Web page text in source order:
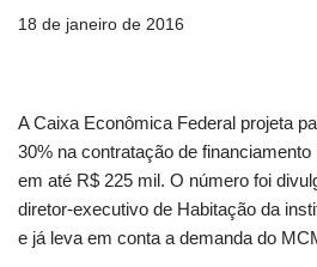
18 de janeiro de 2016
A Caixa Econômica Federal projeta
30% na contratação de
em até R$ 225 mil. O número foi
diretor-executivo de Habitação da
e já leva em conta a demanda do